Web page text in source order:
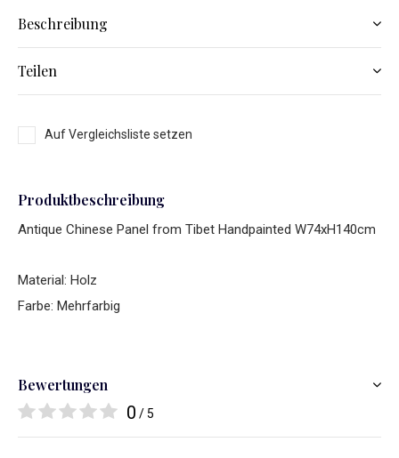
Beschreibung
Teilen
Auf Vergleichsliste setzen
Produktbeschreibung
Antique Chinese Panel from Tibet Handpainted W74xH140cm
Material: Holz
Farbe: Mehrfarbig
Bewertungen
0 / 5